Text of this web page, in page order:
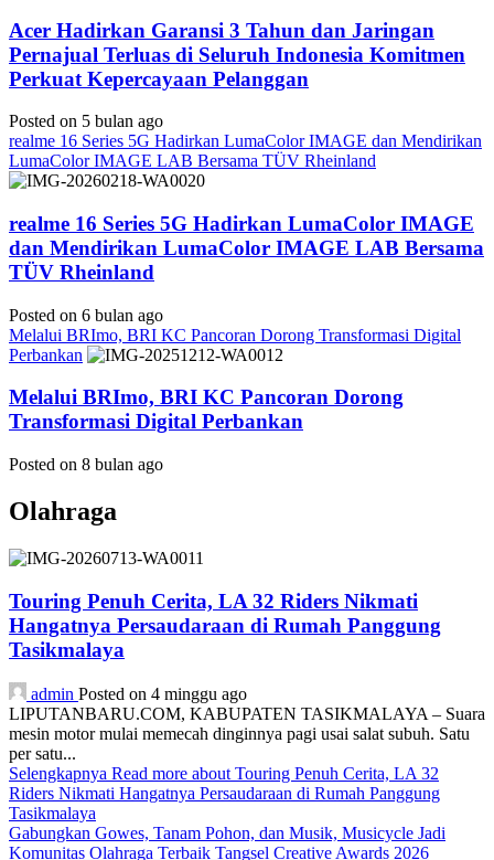
Acer Hadirkan Garansi 3 Tahun dan Jaringan
Pernajual Terluas di Seluruh Indonesia Komitmen
Perkuat Kepercayaan Pelanggan
Posted on 5 bulan ago
realme 16 Series 5G Hadirkan LumaColor IMAGE dan Mendirikan
LumaColor IMAGE LAB Bersama TÜV Rheinland
realme 16 Series 5G Hadirkan LumaColor IMAGE
dan Mendirikan LumaColor IMAGE LAB Bersama
TÜV Rheinland
Posted on 6 bulan ago
Melalui BRImo, BRI KC Pancoran Dorong Transformasi Digital
Perbankan
Melalui BRImo, BRI KC Pancoran Dorong
Transformasi Digital Perbankan
Posted on 8 bulan ago
Olahraga
Touring Penuh Cerita, LA 32 Riders Nikmati
Hangatnya Persaudaraan di Rumah Panggung
Tasikmalaya
admin Posted on 4 minggu ago
LIPUTANBARU.COM, KABUPATEN TASIKMALAYA – Suara
mesin motor mulai memecah dinginnya pagi usai salat subuh. Satu
per satu...
Selengkapnya Read more about Touring Penuh Cerita, LA 32
Riders Nikmati Hangatnya Persaudaraan di Rumah Panggung
Tasikmalaya
Gabungkan Gowes, Tanam Pohon, dan Musik, Musicycle Jadi
Komunitas Olahraga Terbaik Tangsel Creative Awards 2026